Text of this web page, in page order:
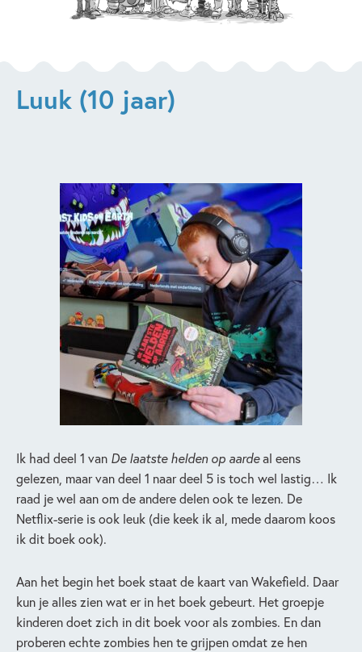
Luuk (10 jaar)
Ik had deel 1 van De laatste helden op aardeal eens
gelezen, maar van deel 1 naar deel 5 is toch wel lastig… Ik
raad je wel aan om de andere delen ook te lezen. De
Netflix-serie is ook leuk (die keek ik al, mede daarom koos
ik dit boek ook).
Aan het begin het boek staat de kaart van Wakefield. Daar
kun je alles zien wat er in het boek gebeurt. Het groepje
kinderen doet zich in dit boek voor als zombies. En dan
proberen echte zombies hen te grijpen omdat ze hen